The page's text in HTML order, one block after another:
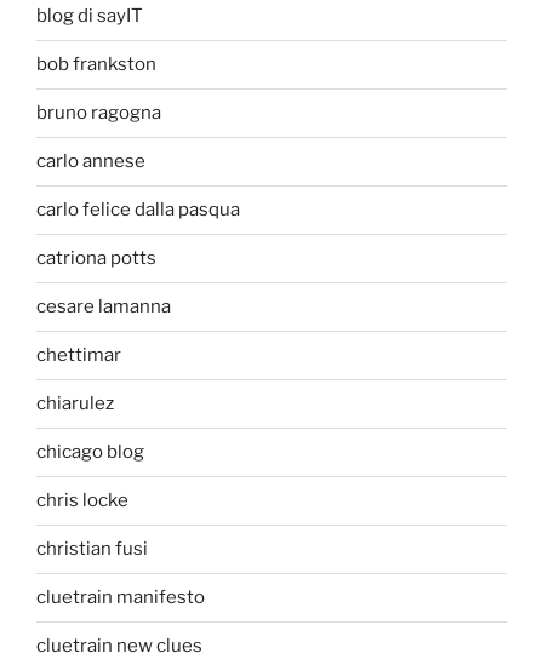
blog di sayIT
bob frankston
bruno ragogna
carlo annese
carlo felice dalla pasqua
catriona potts
cesare lamanna
chettimar
chiarulez
chicago blog
chris locke
christian fusi
cluetrain manifesto
cluetrain new clues